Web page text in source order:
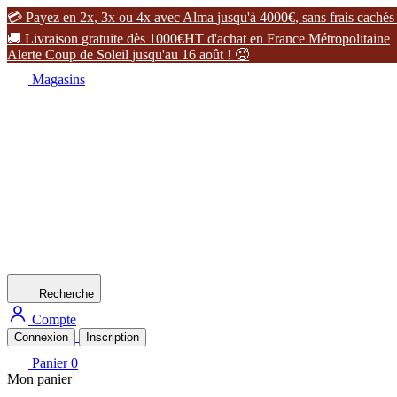
 Payez en 2x, 3x ou 4x avec Alma jusqu'à 4000€, sans frais cachés
 Livraison gratuite dès 1000€HT d'achat en France Métropolitaine
Alerte Coup de Soleil jusqu'au 16 août ! 
Magasins
Recherche
Compte
Connexion Inscription
Panier 0
Mon panier